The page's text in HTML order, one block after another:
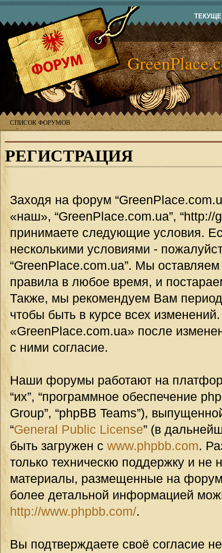
СПИСОК ФОРУМОВ
РЕГИСТРАЦИЯ
Заходя на форум
«наш», “GreenPlace.com.ua”,
принимаете следующие условия.
несколькими условиями -
“GreenPlace.com.ua”. Мы
правила в любое время, и
Также, мы рекомендуем Вам
чтобы быть в курсе всех
«GreenPlace.com.ua» после
с ними согласие.
Наши форумы работают на
“их”, “программное обеспечение
Group”, “phpBB Teams”),
“General Public License” (в
быть загружен с www.phpbb.com.
только техническю поддержку и не
материалы, размещенные на
более детальной информацией
http://www.phpbb.com/.
Вы подтверждаете своё согласие